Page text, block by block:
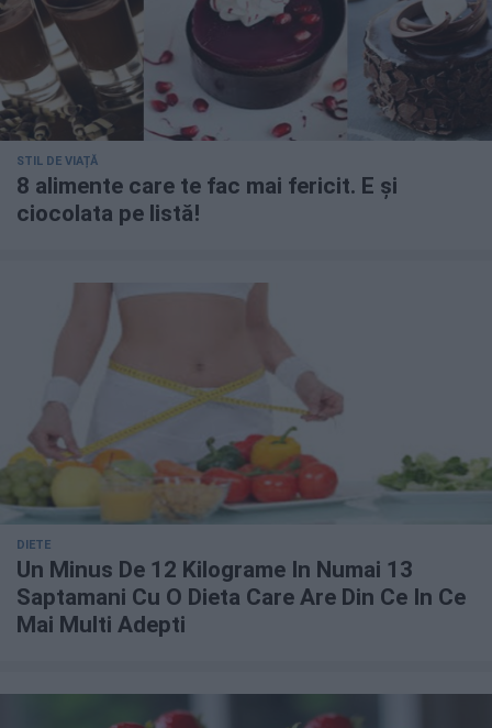
STIL DE VIAȚĂ
8 alimente care te fac mai fericit. E și
ciocolata pe listă!
DIETE
Un Minus De 12 Kilograme In Numai 13
Saptamani Cu O Dieta Care Are Din Ce In Ce
Mai Multi Adepti